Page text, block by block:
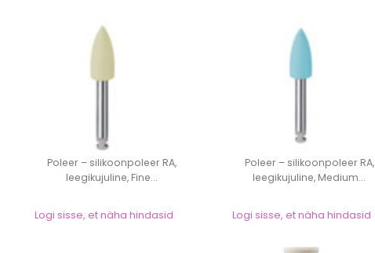
Poleer – silikoonpoleer RA,
leegikujuline, Fine...
Logi sisse, et näha hindasid
Poleer – silikoonpoleer RA,
leegikujuline, Medium...
Logi sisse, et näha hindasid